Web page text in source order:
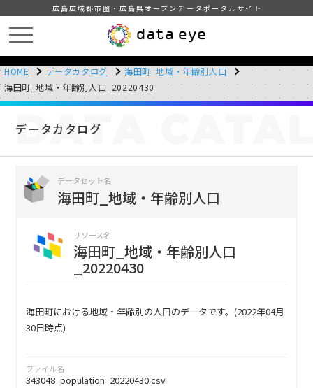
広島広域都市圏・広島県オープンデータポータルサイト
HOME データカタログ
海田町_地域・年齢別人口
海田町_地域・年齢別人口_20220430
データカタログ
DATA
データセット名
海田町_地域・年齢別人口
リソース名
海田町_地域・年齢別人口
_20220430
海田町における地域・年齢別の人口のデータです。(2022年04月
30日時点)
ファイル名
343048_population_20220430.csv